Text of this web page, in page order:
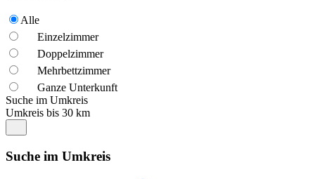
Alle
Einzelzimmer
Doppelzimmer
Mehrbettzimmer
Ganze Unterkunft
Suche im Umkreis
Umkreis bis 30 km
Suche im Umkreis